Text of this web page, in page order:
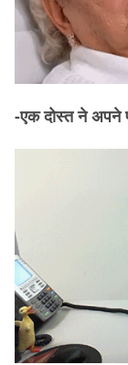
-एक दोस्त ने अपने